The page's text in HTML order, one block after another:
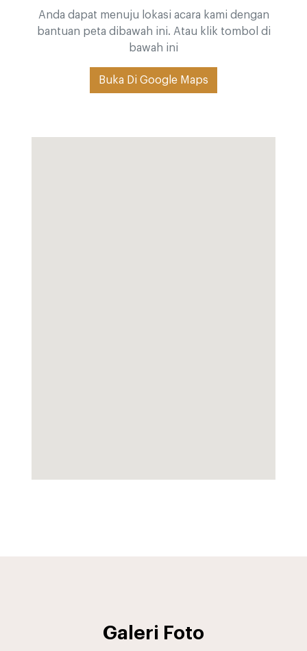
Anda dapat menuju lokasi acara kami dengan
bantuan peta dibawah ini. Atau klik tombol di
bawah ini
Buka Di Google Maps
Galeri Foto